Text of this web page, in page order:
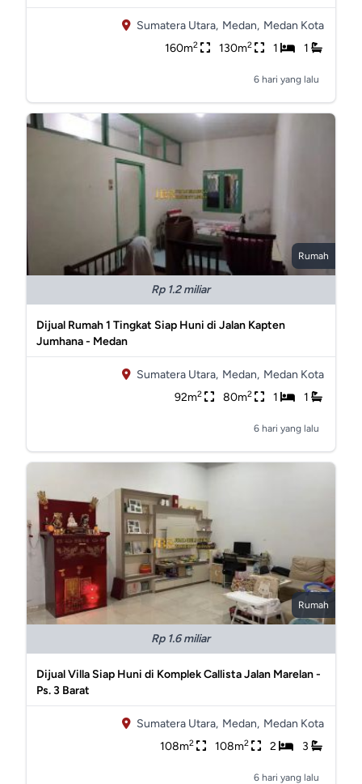
Sumatera Utara, Medan, Medan Kota
160m2 130m2 1 1
6 hari yang lalu
Rumah
Rp 1.2 miliar
Dijual Rumah 1 Tingkat Siap Huni di Jalan Kapten
Jumhana - Medan
Sumatera Utara, Medan, Medan Kota
92m2 80m2 1 1
6 hari yang lalu
Rumah
Rp 1.6 miliar
Dijual Villa Siap Huni di Komplek Callista Jalan Marelan -
Ps. 3 Barat
Sumatera Utara, Medan, Medan Kota
108m2 108m2 2 3
6 hari yang lalu